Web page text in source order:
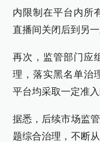
内限制在平台内所
直播间关闭后到另一
再次，监管部门应
理，落实黑名单治
平台均采取一定准入
据悉，后续市场监
题综合治理，不断